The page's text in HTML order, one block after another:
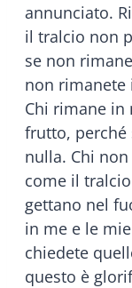
annunciato.
il tralcio non
se non
non rimanete
Chi rimane
frutto, perché
nulla. Chi
come il
gettano nel
in me e le
chiedete
questo è